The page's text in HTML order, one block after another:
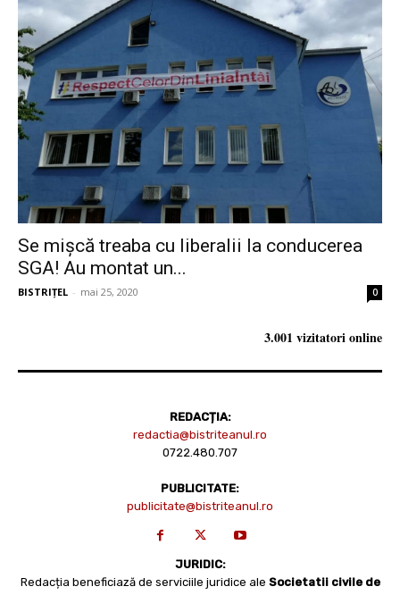
Se mișcă treaba cu liberalii la conducerea
SGA! Au montat un...
BISTRIȚEL - mai 25, 2020 0
3.001 vizitatori online
REDACȚIA:
redactia@bistriteanul.ro
0722.480.707
PUBLICITATE:
publicitate@bistriteanul.ro
JURIDIC:
Redacția beneficiază de serviciile juridice ale Societatii civile de